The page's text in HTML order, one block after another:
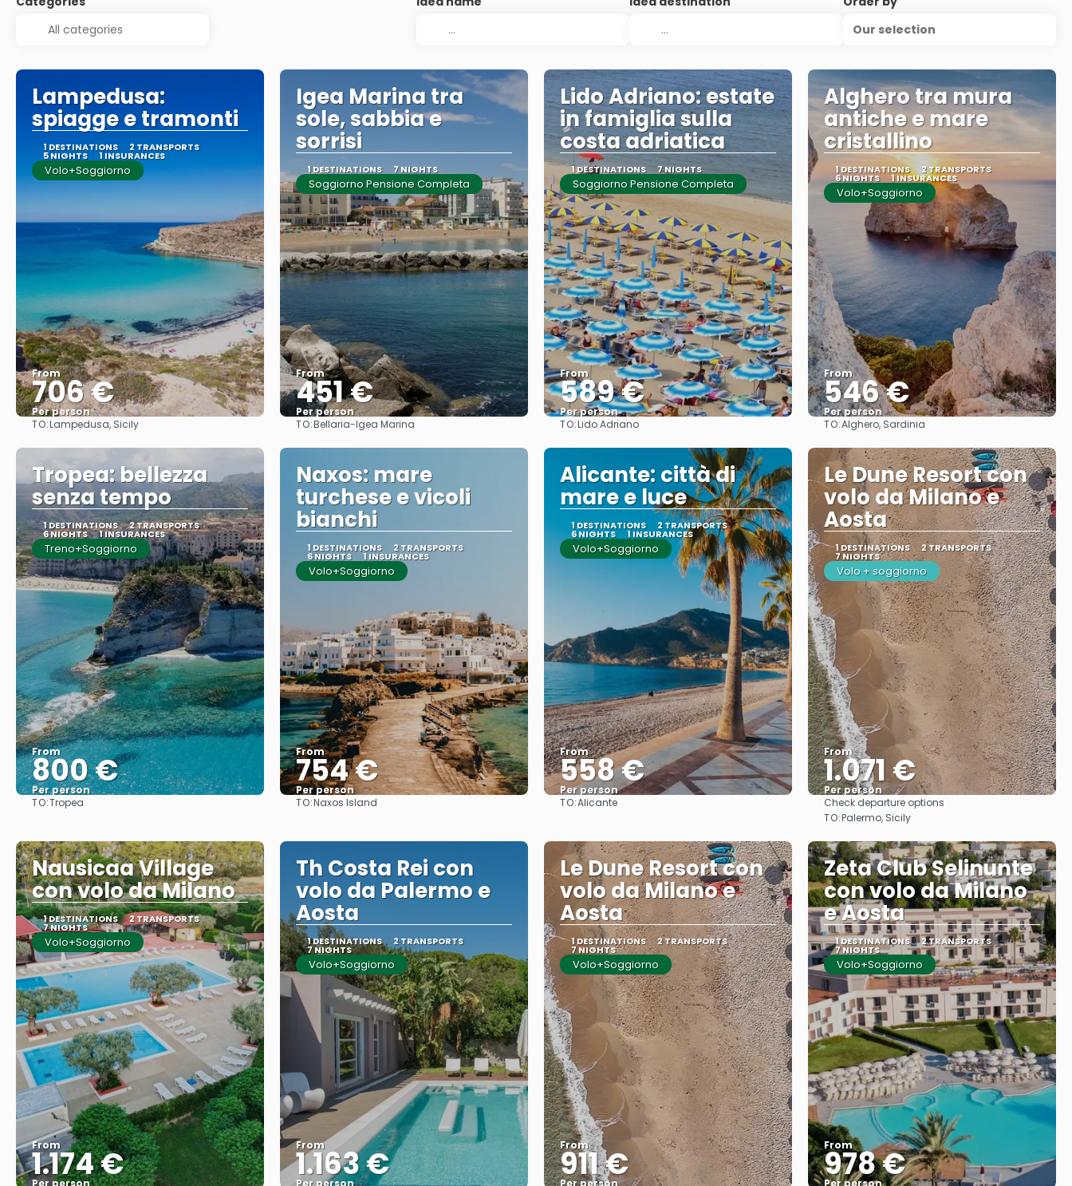
Our selection
Lampedusa:
spiagge e tramonti
1 DESTINATIONS 2 TRANSPORTS
5 NIGHTS 1 INSURANCES
Volo+Soggiorno
From
706 €
Per person
See
TO:Lampedusa, Sicily
Igea Marina tra
sole, sabbia e
sorrisi
1 DESTINATIONS 7 NIGHTS
Soggiorno Pensione Completa
From
451 €
Per person
See
TO:Bellaria-Igea Marina
Lido Adriano: estate
in famiglia sulla
costa adriatica
1 DESTINATIONS 7 NIGHTS
Soggiorno Pensione Completa
From
589 €
Per person
TO:Lido Adriano
Alghero tra mura
antiche e mare
cristallino
1 DESTINATIONS 2 TRANSPORTS
6 NIGHTS 1 INSURANCES
Volo+Soggiorno
From
546 €
Per person
See
TO:Alghero, Sardinia
Tropea: bellezza
senza tempo
1 DESTINATIONS 2 TRANSPORTS
6 NIGHTS 1 INSURANCES
Treno+Soggiorno
From
800 €
Per person
TO:Tropea
Naxos: mare
turchese e vicoli
bianchi
1 DESTINATIONS 2 TRANSPORTS
6 NIGHTS 1 INSURANCES
Volo+Soggiorno
From
754 €
Per person
TO:Naxos Island
Alicante: città di
mare e luce
1 DESTINATIONS 2 TRANSPORTS
6 NIGHTS 1 INSURANCES
Volo+Soggiorno
From
558 €
Per person
TO:Alicante
Le Dune Resort con
volo da Milano e
Aosta
1 DESTINATIONS 2 TRANSPORTS
7 NIGHTS
Volo + soggiorno
From
1.071 €
Per person
See
Check departure options
TO:Palermo, Sicily
Nausicaa Village
con volo da Milano
1 DESTINATIONS 2 TRANSPORTS
7 NIGHTS
Volo+Soggiorno
From
1.174 €
Per person
Th Costa Rei con
volo da Palermo e
Aosta
1 DESTINATIONS 2 TRANSPORTS
7 NIGHTS
Volo+Soggiorno
From
1.163 €
Per person
Le Dune Resort con
volo da Milano e
Aosta
1 DESTINATIONS 2 TRANSPORTS
7 NIGHTS
Volo+Soggiorno
From
911 €
Per person
Zeta Club Selinunte
con volo da Milano
e Aosta
1 DESTINATIONS 2 TRANSPORTS
7 NIGHTS
Volo+Soggiorno
From
978 €
Per person